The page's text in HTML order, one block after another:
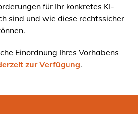
für Ihr konkretes KI-
sind und wie diese rechtssicher
Einordnung Ihres Vorhabens
zur Verfügung.